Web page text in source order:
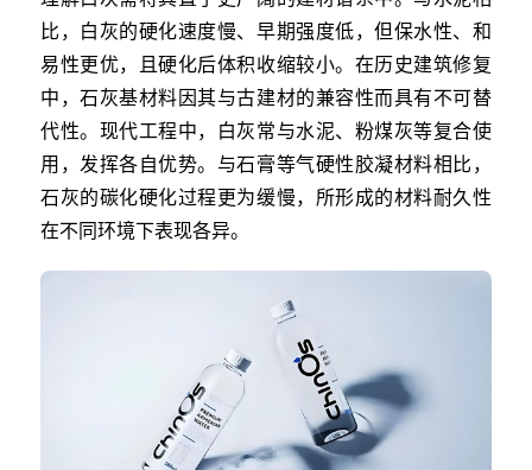
比，白灰的硬化速度慢、早期强度低，但保水性、和
易性更优，且硬化后体积收缩较小。在历史建筑修复
中，石灰基材料因其与古建材的兼容性而具有不可替
代性。现代工程中，白灰常与水泥、粉煤灰等复合使
用，发挥各自优势。与石膏等气硬性胶凝材料相比，
石灰的碳化硬化过程更为缓慢，所形成的材料耐久性
在不同环境下表现各异。